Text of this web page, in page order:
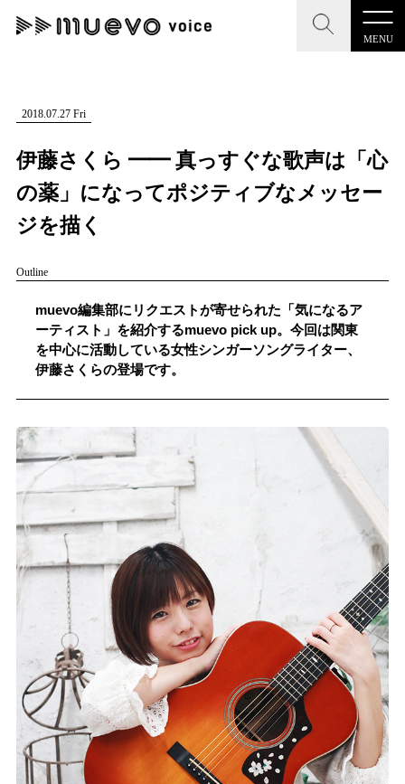
MENU
CLOSE
記事を検索する
#男性シンガー #HR/HM #女性シンガー
#ヒップホップ #男性シンガーグループ #R&B/ソウル
CLOSE
"読者の声を形にする”音楽特化メディア
MENU
記事一覧
プレスリリース一覧
会社概要
記事リクエスト
ログイン
LINK
muevoクラウドファンディング
muevoコミュニティ
ぶいクラ！by muevo
ぶいコミュ！by muevo
ぶいマガ！ by muevo
Follow us
2018.07.27 Fri
伊藤さくら ━━ 真っすぐな歌声は「心
の薬」になってポジティブなメッセー
ジを描く
Outline
muevo編集部にリクエストが寄せられた「気になるア
ーティスト」を紹介するmuevo pick up。今回は関東
を中心に活動している女性シンガーソングライター、
伊藤さくらの登場です。